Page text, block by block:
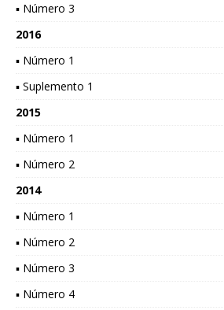
▪ Número 3
2016
▪ Número 1
▪ Suplemento 1
2015
▪ Número 1
▪ Número 2
2014
▪ Número 1
▪ Número 2
▪ Número 3
▪ Número 4